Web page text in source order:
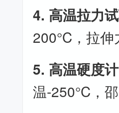
4. 高温拉力
200°C，拉伸
5. 高温硬度计
温-250°C，